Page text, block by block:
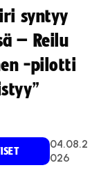
syntyy
– Reilu
-pilotti
04.08.2
026